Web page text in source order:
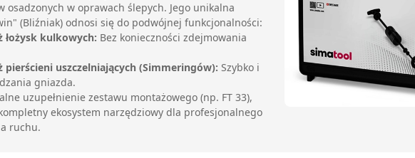
osadzonych w oprawach ślepych. Jego unikalna
(Bliźniak) odnosi się do podwójnej funkcjonalności:
łożysk kulkowych: Bez konieczności zdejmowania
pierścieni uszczelniających (Simmeringów): Szybko i
gniazda.
uzupełnienie zestawu montażowego (np. FT 33),
ekosystem narzędziowy dla profesjonalnego
ruchu.